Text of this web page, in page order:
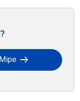
arrow_right_alt